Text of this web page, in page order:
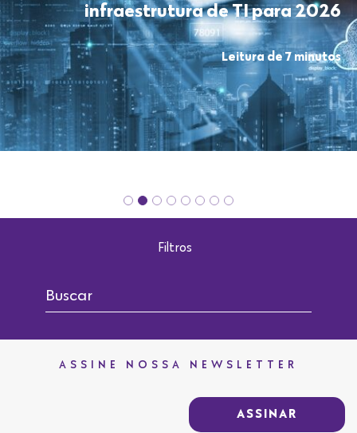
infraestrutura de TI para 2026
Leitura de 7 minutos
Filtros
ASSINE NOSSA NEWSLETTER
ASSINAR